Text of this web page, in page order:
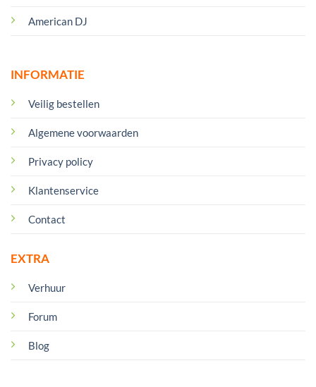
American DJ
INFORMATIE
Veilig bestellen
Algemene voorwaarden
Privacy policy
Klantenservice
Contact
EXTRA
Verhuur
Forum
Blog